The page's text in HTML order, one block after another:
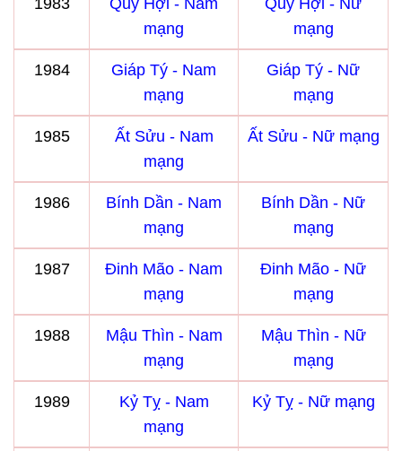
1983
Quý Hợi - Nam
mạng
Quý Hợi - Nữ
mạng
1984
Giáp Tý - Nam
mạng
Giáp Tý - Nữ
mạng
1985
Ất Sửu - Nam
mạng
Ất Sửu - Nữ mạng
1986
Bính Dần - Nam
mạng
Bính Dần - Nữ
mạng
1987
Đinh Mão - Nam
mạng
Đinh Mão - Nữ
mạng
1988
Mậu Thìn - Nam
mạng
Mậu Thìn - Nữ
mạng
1989
Kỷ Tỵ - Nam
mạng
Kỷ Tỵ - Nữ mạng